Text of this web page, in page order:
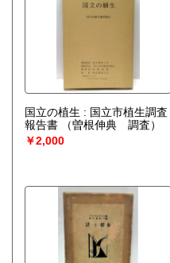
国立の植生 : 国立市植生調査
報告書
（曽根伸典 調査）
￥2,000